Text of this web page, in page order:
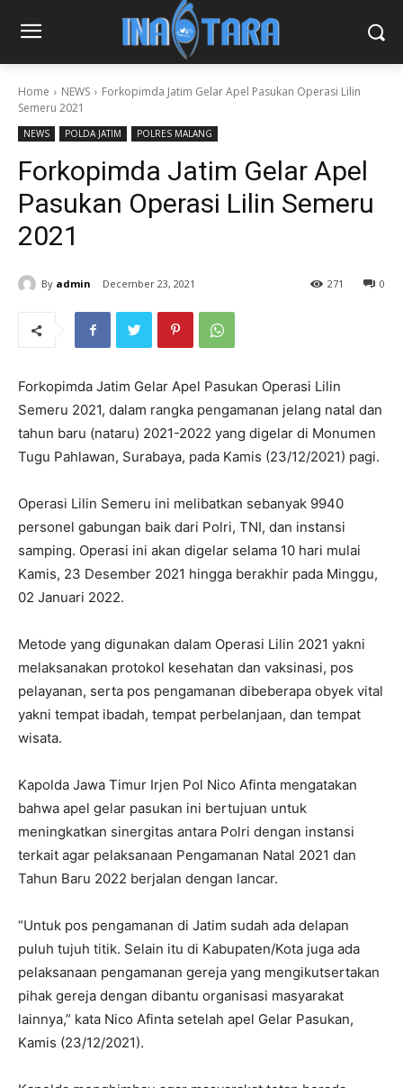
Home NEWS
Forkopimda Jatim Gelar Apel Pasukan Operasi Lilin
Semeru 2021
NEWS POLDA JATIM POLRES MALANG
Forkopimda Jatim Gelar Apel
Pasukan Operasi Lilin Semeru
2021
By admin December 23, 2021 0
271
Forkopimda Jatim Gelar Apel Pasukan Operasi Lilin
Semeru 2021, dalam rangka pengamanan jelang natal dan
tahun baru (nataru) 2021-2022 yang digelar di Monumen
Tugu Pahlawan, Surabaya, pada Kamis (23/12/2021) pagi.
Operasi Lilin Semeru ini melibatkan sebanyak 9940
personel gabungan baik dari Polri, TNI, dan instansi
samping. Operasi ini akan digelar selama 10 hari mulai
Kamis, 23 Desember 2021 hingga berakhir pada Minggu,
02 Januari 2022.
Metode yang digunakan dalam Operasi Lilin 2021 yakni
melaksanakan protokol kesehatan dan vaksinasi, pos
pelayanan, serta pos pengamanan dibeberapa obyek vital
yakni tempat ibadah, tempat perbelanjaan, dan tempat
wisata.
Kapolda Jawa Timur Irjen Pol Nico Afinta mengatakan
bahwa apel gelar pasukan ini bertujuan untuk
meningkatkan sinergitas antara Polri dengan instansi
terkait agar pelaksanaan Pengamanan Natal 2021 dan
Tahun Baru 2022 berjalan dengan lancar.
“Untuk pos pengamanan di Jatim sudah ada delapan
puluh tujuh titik. Selain itu di Kabupaten/Kota juga ada
pelaksanaan pengamanan gereja yang mengikutsertakan
pihak gereja dengan dibantu organisasi masyarakat
lainnya,” kata Nico Afinta setelah apel Gelar Pasukan,
Kamis (23/12/2021).